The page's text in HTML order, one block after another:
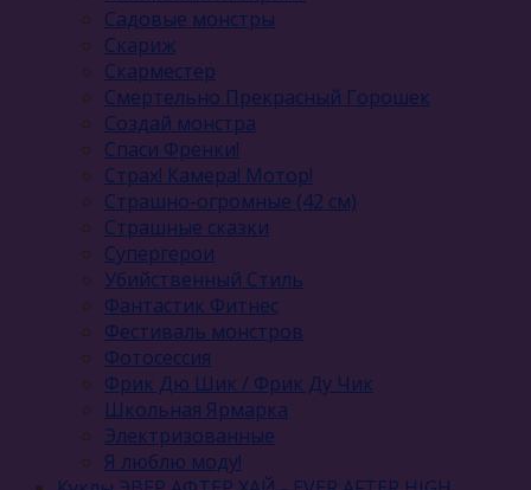
Садовые монстры
Скариж
Скарместер
Смертельно Прекрасный Горошек
Создай монстра
Спаси Френки!
Страх! Камера! Мотор!
Страшно-огромные (42 см)
Страшные сказки
Супергерои
Убийственный Стиль
Фантастик Фитнес
Фестиваль монстров
Фотосессия
Фрик Дю Шик / Фрик Ду Чик
Школьная Ярмарка
Электризованные
Я люблю моду!